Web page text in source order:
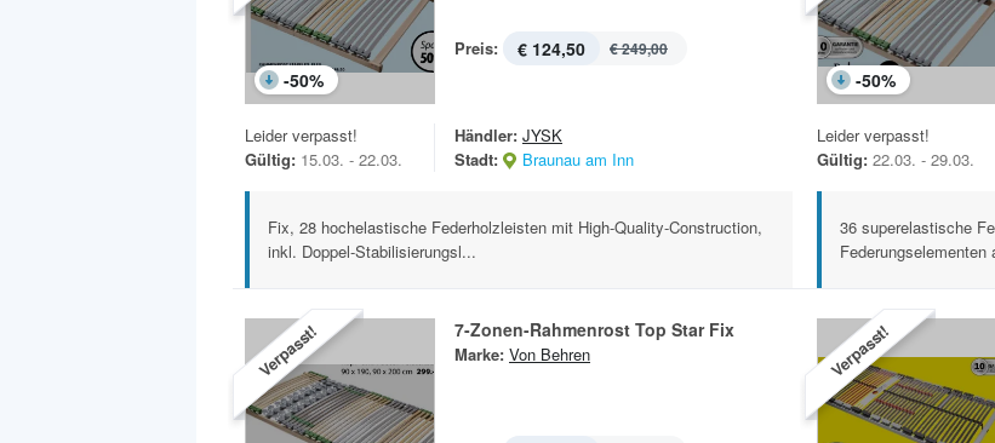
-50%
Preis: € 124,50 € 249,00
Leider verpasst!
Gültig: 15.03. - 22.03.
Händler: JYSK
Stadt:
Braunau am Inn
Fix, 28 hochelastische Federholzleisten mit High-Quality-Construction,
inkl. Doppel-Stabilisierungsl...
-50%
Leider verpasst!
Gültig: 22.03. - 29.03.
36 superelastische
Verpasst! 7-Zonen-Rahmenrost Top Star Fix
Marke: Von Behren Verpasst!